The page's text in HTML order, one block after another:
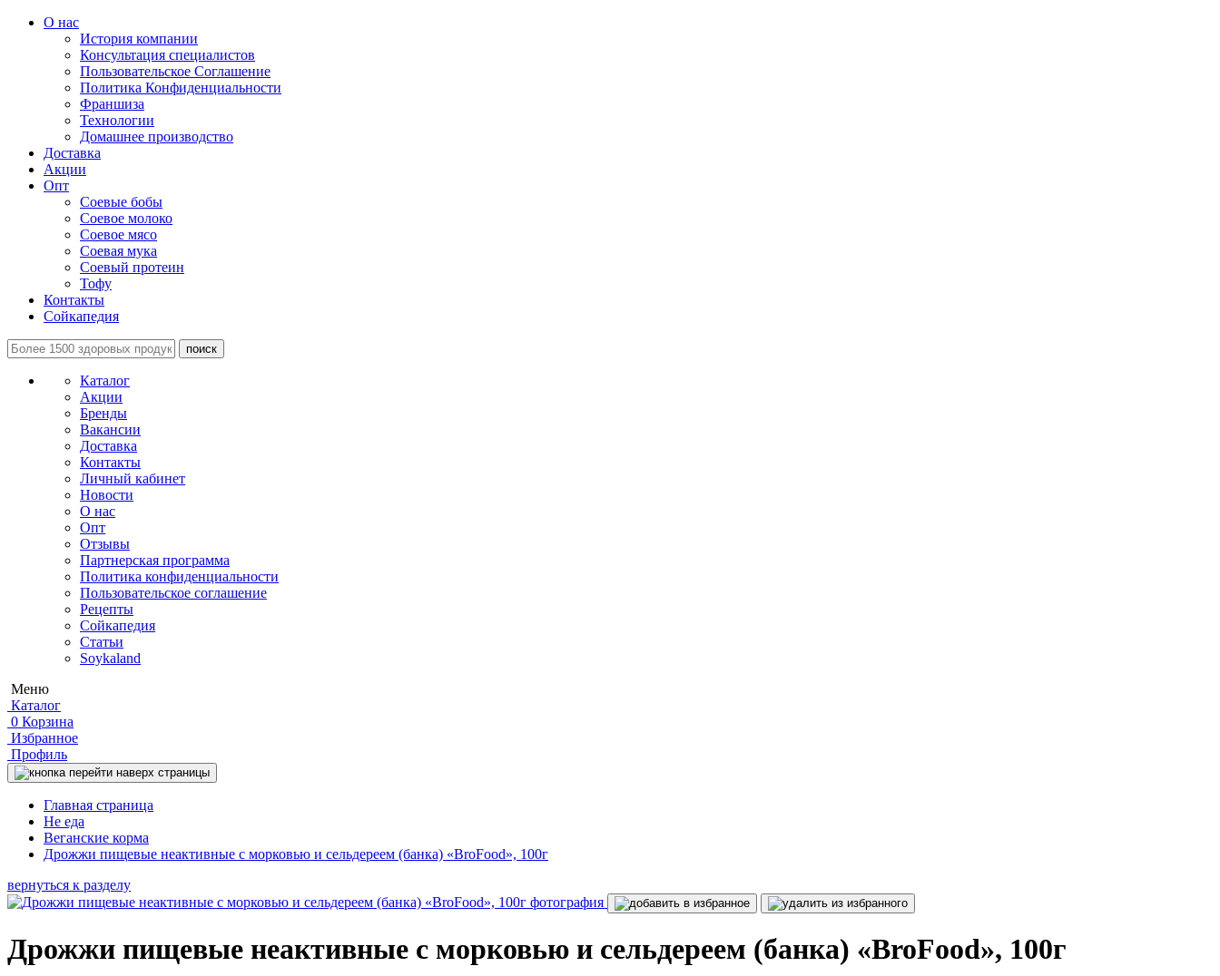
О нас
История компании
Консультация специалистов
Пользовательское Соглашение
Политика Конфиденциальности
Франшиза
Технологии
Домашнее производство
Доставка
Акции
Опт
Соевые бобы
Соевое молоко
Соевое мясо
Соевая мука
Соевый протеин
Тофу
Контакты
Сойкапедия
поиск
Каталог
Акции
Бренды
Вакансии
Доставка
Контакты
Личный кабинет
Новости
О нас
Опт
Отзывы
Партнерская программа
Политика конфиденциальности
Пользовательское соглашение
Рецепты
Сойкапедия
Статьи
Soykaland
Меню
Каталог
0 Корзина
Избранное
Профиль
Главная страница
Не еда
Веганские корма
Дрожжи пищевые неактивные с морковью и сельдереем (банка) «BroFood», 100г
вернуться к разделу
Дрожжи пищевые неактивные с морковью и сельдереем (банка) «BroFood», 100г